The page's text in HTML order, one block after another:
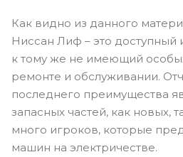
Как видно из данного
Ниссан Лиф – это доступный
к тому же не имеющий
ремонте и обслуживании.
последнего преимущества
запасных частей, как новых,
много игроков, которые
машин на электричестве.